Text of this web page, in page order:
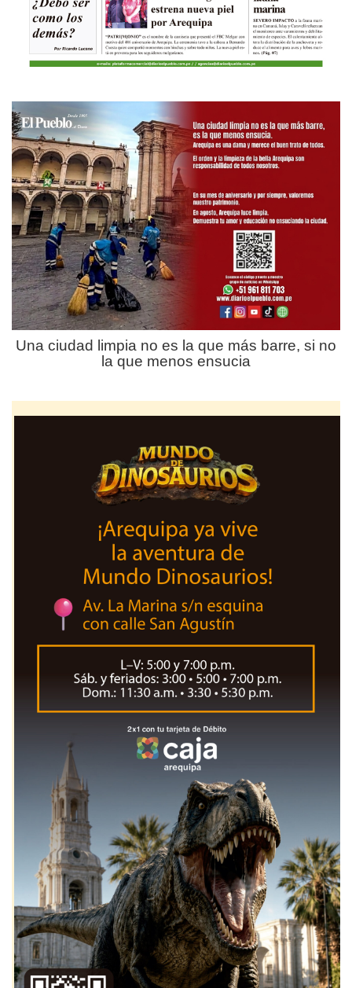
Una ciudad limpia no es la que más barre, si no
la que menos ensucia